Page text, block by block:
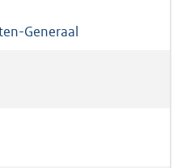
Generaal